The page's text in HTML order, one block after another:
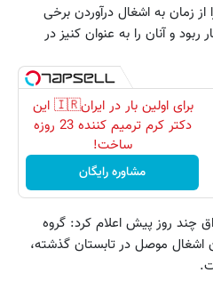
زمان به اشغال درآوردن برخی
و آنان را به عنوان کنیز در
برای اولین بار در ایران🇮🇷 این
دکتر کرم ترمیم کننده 23 روزه
ساخت!
مشاوره رایگان
چند روز پیش اعلام کرد: گروه
اشغال موصل در تابستان گذشته،